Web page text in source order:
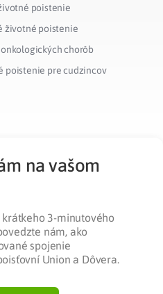
poistenie
životné poistenie
chorôb
poistenie pre cudzincov
na vašom
3-minutového
nám, ako
spojenie
Union a Dôvera.